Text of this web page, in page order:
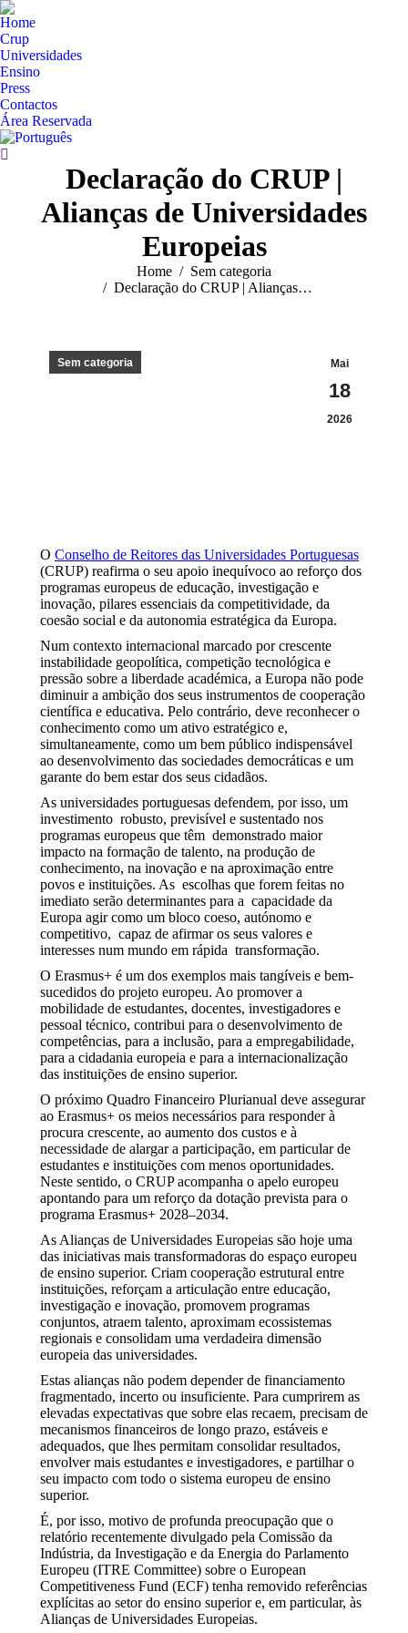
Home
Crup
Universidades
Ensino
Press
Contactos
Área Reservada
Search:
Declaração do CRUP |
Alianças de Universidades
Europeias
Home
Sem categoria
Declaração do CRUP | Alianças…
Mai
18
2026
Sem categoria
O Conselho de Reitores das Universidades Portuguesas
(CRUP) reafirma o seu apoio inequívoco ao reforço dos
programas europeus de educação, investigação e
inovação, pilares essenciais da competitividade, da
coesão social e da autonomia estratégica da Europa.
Num contexto internacional marcado por crescente
instabilidade geopolítica, competição tecnológica e
pressão sobre a liberdade académica, a Europa não pode
diminuir a ambição dos seus instrumentos de cooperação
científica e educativa. Pelo contrário, deve reconhecer o
conhecimento como um ativo estratégico e,
simultaneamente, como um bem público indispensável
ao desenvolvimento das sociedades democráticas e um
garante do bem estar dos seus cidadãos.
As universidades portuguesas defendem, por isso, um
investimento robusto, previsível e sustentado nos
programas europeus que têm demonstrado maior
impacto na formação de talento, na produção de
conhecimento, na inovação e na aproximação entre
povos e instituições. As escolhas que forem feitas no
imediato serão determinantes para a capacidade da
Europa agir como um bloco coeso, autónomo e
competitivo, capaz de afirmar os seus valores e
interesses num mundo em rápida transformação.
O Erasmus+ é um dos exemplos mais tangíveis e bem-
sucedidos do projeto europeu. Ao promover a
mobilidade de estudantes, docentes, investigadores e
pessoal técnico, contribui para o desenvolvimento de
competências, para a inclusão, para a empregabilidade,
para a cidadania europeia e para a internacionalização
das instituições de ensino superior.
O próximo Quadro Financeiro Plurianual deve assegurar
ao Erasmus+ os meios necessários para responder à
procura crescente, ao aumento dos custos e à
necessidade de alargar a participação, em particular de
estudantes e instituições com menos oportunidades.
Neste sentido, o CRUP acompanha o apelo europeu
apontando para um reforço da dotação prevista para o
programa Erasmus+ 2028–2034.
As Alianças de Universidades Europeias são hoje uma
das iniciativas mais transformadoras do espaço europeu
de ensino superior. Criam cooperação estrutural entre
instituições, reforçam a articulação entre educação,
investigação e inovação, promovem programas
conjuntos, atraem talento, aproximam ecossistemas
regionais e consolidam uma verdadeira dimensão
europeia das universidades.
Estas alianças não podem depender de financiamento
fragmentado, incerto ou insuficiente. Para cumprirem as
elevadas expectativas que sobre elas recaem, precisam de
mecanismos financeiros de longo prazo, estáveis e
adequados, que lhes permitam consolidar resultados,
envolver mais estudantes e investigadores, e partilhar o
seu impacto com todo o sistema europeu de ensino
superior.
É, por isso, motivo de profunda preocupação que o
relatório recentemente divulgado pela Comissão da
Indústria, da Investigação e da Energia do Parlamento
Europeu (ITRE Committee) sobre o European
Competitiveness Fund (ECF) tenha removido referências
explícitas ao setor do ensino superior e, em particular, às
Alianças de Universidades Europeias.